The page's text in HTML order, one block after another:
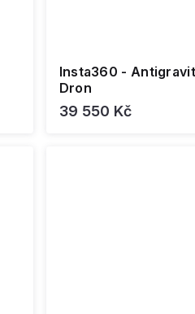
Insta360 -
Dron
39 550 Kč